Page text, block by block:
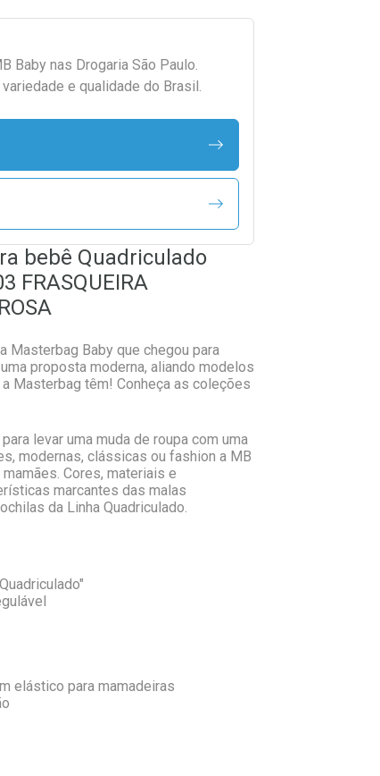
Baby nas Drogaria São Paulo.
e qualidade do Brasil.
bebê Quadriculado
FRASQUEIRA
Masterbag Baby que chegou para
proposta moderna, aliando modelos
Masterbag têm! Conheça as coleções
levar uma muda de roupa com uma
modernas, clássicas ou fashion a MB
Cores, materiais e
marcantes das malas
da Linha Quadriculado.
elástico para mamadeiras